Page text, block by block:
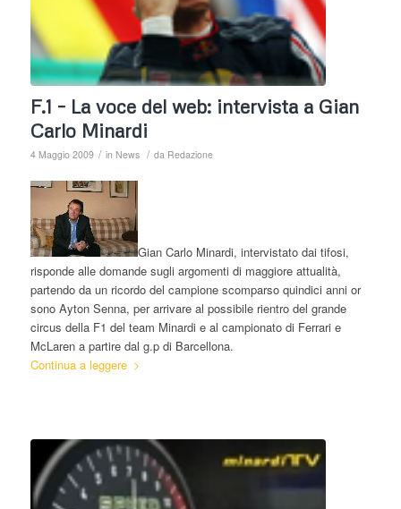
F.1 – La voce del web: intervista a Gian
Carlo Minardi
4 Maggio 2009 / in News / da Redazione
Gian Carlo Minardi, intervistato dai tifosi,
risponde alle domande sugli argomenti di maggiore attualità,
partendo da un ricordo del campione scomparso quindici anni or
sono Ayton Senna, per arrivare al possibile rientro del grande
circus della F1 del team Minardi e al campionato di Ferrari e
McLaren a partire dal g.p di Barcellona.
Continua a leggere